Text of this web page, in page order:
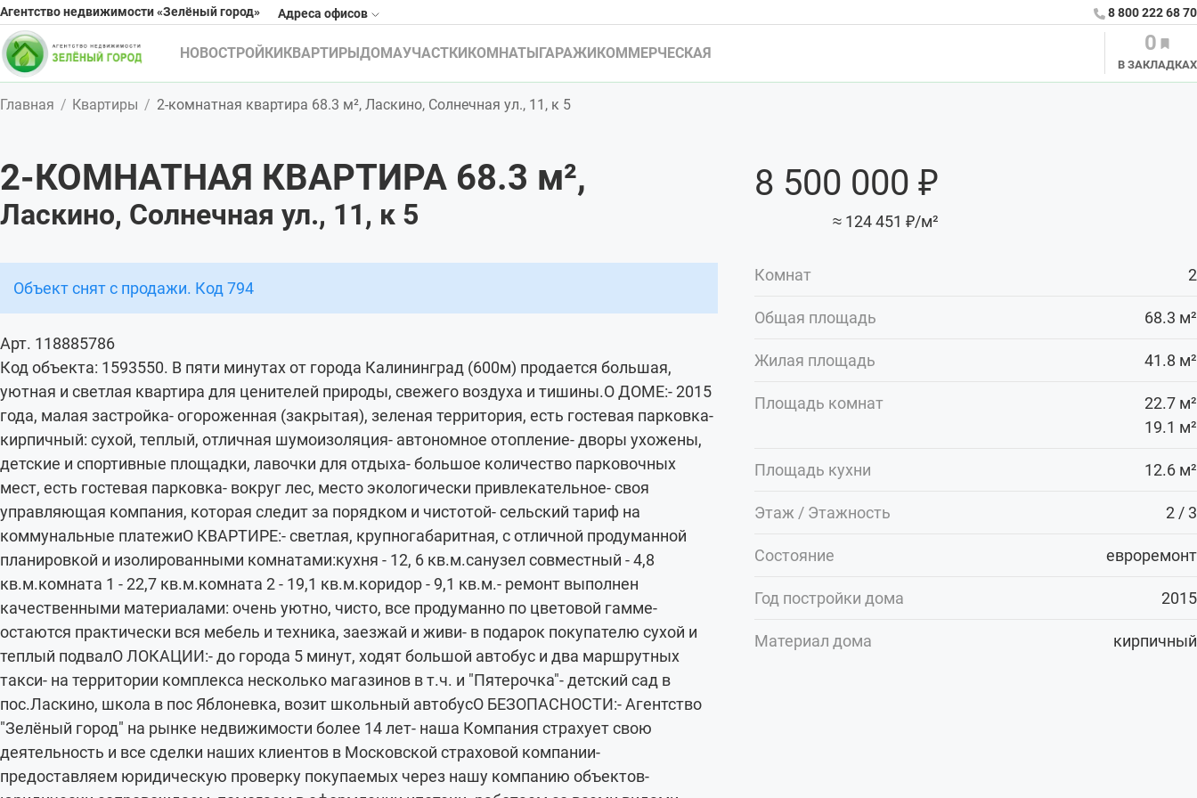
Агентство недвижимости «Зелёный город» Адреса офисов 8 800 222 68 70
НОВОСТРОЙКИ КВАРТИРЫ ДОМАУЧАСТКИ КОМНАТЫ ГАРАЖИ КОММЕРЧЕСКАЯ 0
В ЗАКЛАДКАХ
Главная Квартиры 2-комнатная квартира 68.3 м², Ласкино, Солнечная ул., 11, к 5
2-КОМНАТНАЯ КВАРТИРА 68.3 м²,
Ласкино, Солнечная ул., 11, к 5
8 500 000 ₽
≈ 124 451 ₽/м²
Объект снят с продажи. Код 794
Арт. 118885786
Код объекта: 1593550. В пяти минутах от города Калининград (600м) продается большая,
уютная и светлая квартира для ценителей природы, свежего воздуха и тишины.О ДОМЕ:- 2015
года, малая застройка- огороженная (закрытая), зеленая территория, есть гостевая парковка-
кирпичный: сухой, теплый, отличная шумоизоляция- автономное отопление- дворы ухожены,
детские и спортивные площадки, лавочки для отдыха- большое количество парковочных
мест, есть гостевая парковка- вокруг лес, место экологически привлекательное- своя
управляющая компания, которая следит за порядком и чистотой- сельский тариф на
коммунальные платежиО КВАРТИРЕ:- светлая, крупногабаритная, с отличной продуманной
планировкой и изолированными комнатами:кухня - 12, 6 кв.м.санузел совместный - 4,8
кв.м.комната 1 - 22,7 кв.м.комната 2 - 19,1 кв.м.коридор - 9,1 кв.м.- ремонт выполнен
качественными материалами: очень уютно, чисто, все продуманно по цветовой гамме-
остаются практически вся мебель и техника, заезжай и живи- в подарок покупателю сухой и
теплый подвалО ЛОКАЦИИ:- до города 5 минут, ходят большой автобус и два маршрутных
такси- на территории комплекса несколько магазинов в т.ч. и "Пятерочка"- детский сад в
пос.Ласкино, школа в пос Яблоневка, возит школьный автобусО БЕЗОПАСНОСТИ:- Агентство
"Зелёный город" на рынке недвижимости более 14 лет- наша Компания страхует свою
деятельность и все сделки наших клиентов в Московской страховой компании-
предоставляем юридическую проверку покупаемых через нашу компанию объектов-
Комнат 2
Общая площадь 68.3 м²
Жилая площадь 41.8 м²
Площадь комнат
22.7 м²
19.1 м²
Площадь кухни 12.6 м²
Этаж / Этажность 2 / 3
Состояние евроремонт
Год постройки дома 2015
Материал дома кирпичный